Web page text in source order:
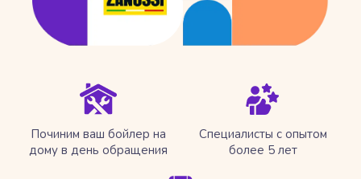
Починим ваш бойлер на
дому в день обращения
Специалисты с опытом
более 5 лет